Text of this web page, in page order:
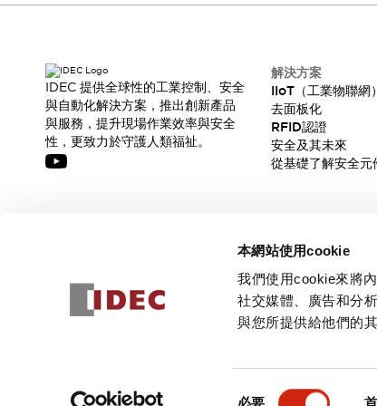
本網站使用cookie
我們使用cookie來將
社交媒體、廣告和分
與您所提供給他們的
必要
IDEC 提供全球性的工業控制、安全
與自動化解決方案，推出創新產品
與服務，提升現場作業效率與安全
性，更致力於守護人類福祉。
解決方案
IIoT（工業物聯網）
去面板化
RFID認證
安全及其未來
從基礎了解安全元
訂閱
隱私權政策使用條款